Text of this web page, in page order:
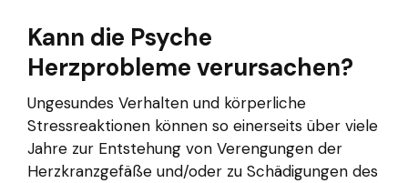
Kann die Psyche
Herzprobleme verursachen?
Ungesundes Verhalten und körperliche
Stressreaktionen können so einerseits über viele
Jahre zur Entstehung von Verengungen der
Herzkranzgefäße und/oder zu Schädigungen des